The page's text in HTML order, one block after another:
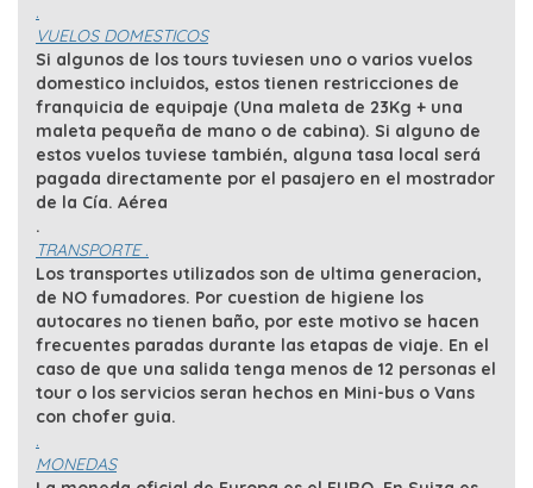
.
VUELOS DOMESTICOS
Si algunos de los tours tuviesen uno o varios vuelos
domestico incluidos, estos tienen restricciones de
franquicia de equipaje (Una maleta de 23Kg + una
maleta pequeña de mano o de cabina). Si alguno de
estos vuelos tuviese también, alguna tasa local será
pagada directamente por el pasajero en el mostrador
de la Cía. Aérea
.
TRANSPORTE .
Los transportes utilizados son de ultima generacion,
de NO fumadores. Por cuestion de higiene los
autocares no tienen baño, por este motivo se hacen
frecuentes paradas durante las etapas de viaje. En el
caso de que una salida tenga menos de 12 personas el
tour o los servicios seran hechos en Mini-bus o Vans
con chofer guia.
.
MONEDAS